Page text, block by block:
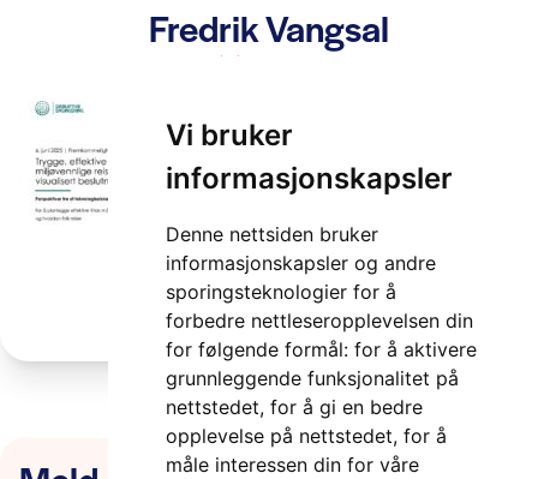
Vi bruker
informasjonskapsler
Denne nettsiden bruker
informasjonskapsler og andre
sporingsteknologier for å
forbedre nettleseropplevelsen din
for følgende formål: for å aktivere
grunnleggende funksjonalitet på
nettstedet, for å gi en bedre
opplevelse på nettstedet, for å
måle interessen din for våre
Fredrik Vangsal